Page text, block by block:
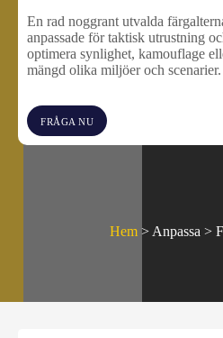
En rad noggrant utvalda
anpassade för taktisk utrustning
optimera synlighet, kamouflage
mängd olika miljöer och scenarier.
FRÅGA NU
Hem> Anpassa >